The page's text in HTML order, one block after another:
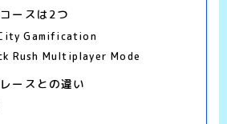
ースは2つ
Gamification
Rush Multiplayer Mode
ースとの違い